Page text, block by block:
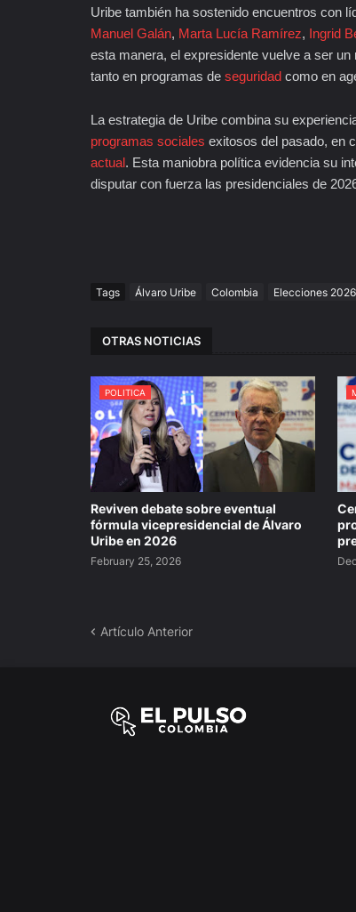
Uribe también ha sostenido encuentros con
Manuel Galán, Marta Lucía Ramírez, Ingrid
esta manera, el expresidente vuelve a ser
tanto en programas de seguridad como en
La estrategia de Uribe combina su
programas sociales exitosos del pasado, en
actual. Esta maniobra política evidencia su
disputar con fuerza las presidenciales de
Tags Álvaro Uribe Colombia Elecciones 2026
OTRAS NOTICIAS
POLITICA
Reviven debate sobre eventual
fórmula vicepresidencial de Álvaro
Uribe en 2026
February 25, 2026
Artículo Anterior